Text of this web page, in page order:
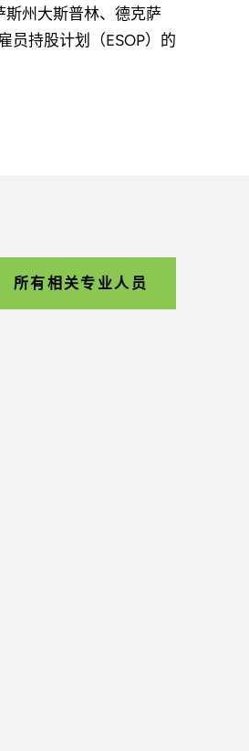
斯州大斯普林、德克萨
员持股计划（ESOP）的
所有相关专业人员